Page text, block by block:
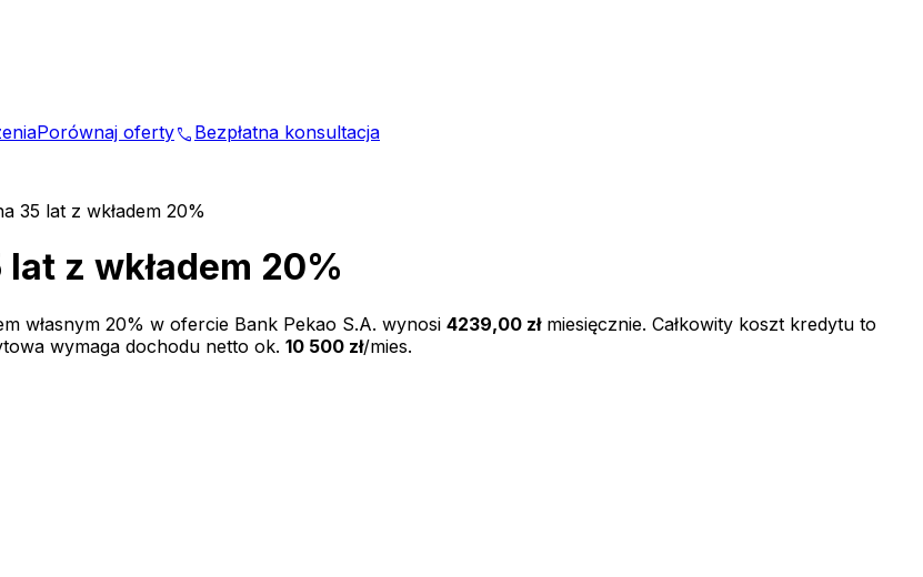
Porównaj ofertyphone Bezpłatna konsultacja
35 lat z wkładem 20%
z wkładem 20%
własnym 20% w ofercie Bank Pekao S.A. wynosi 4239,00 złmiesięcznie. Całkowity koszt kredytu to
wymaga dochodu netto ok. 10 500 zł/mies.